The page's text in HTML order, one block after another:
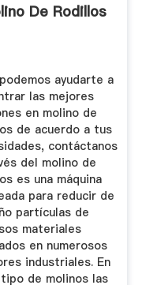
De Rodillos
ayudarte a
las mejores
en molino de
de acuerdo a tus
contáctanos
del molino de
es una máquina
para reducir de
partículas de
materiales
en numerosos
industriales. En
de molinos las